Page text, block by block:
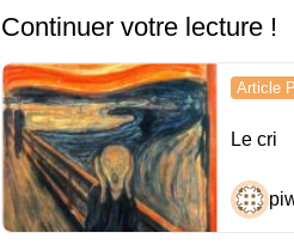
Continuer votre lecture !
Navigation
de
l’article
Article
Le cri